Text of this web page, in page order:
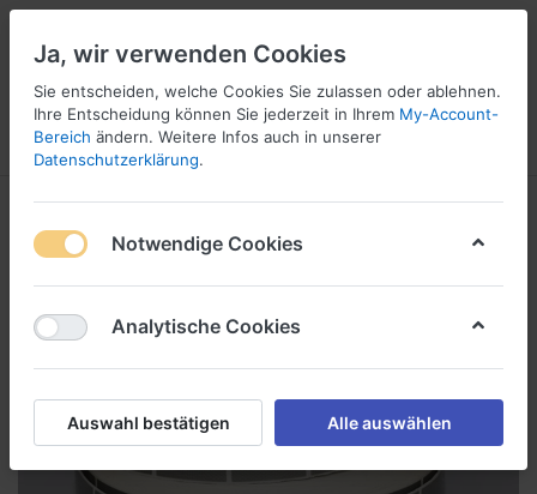
Menü Anmelden Wunschliste
1
Ja, wir verwenden Cookies
Sie entscheiden, welche Cookies Sie zulassen oder ablehnen.
Ihre Entscheidung können Sie jederzeit in Ihrem My-Account-
Bereich ändern. Weitere Infos auch in unserer
Datenschutzerklärung.
Notwendige Cookies
Analytische Cookies
Auswahl bestätigen Alle auswählen